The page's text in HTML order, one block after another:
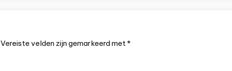
Vereiste velden zijn gemarkeerd met *